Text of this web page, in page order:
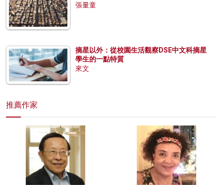
張量童
摘星以外：從校園生活觀察DSE中文科摘星
學生的一點特質
來文
推薦作家